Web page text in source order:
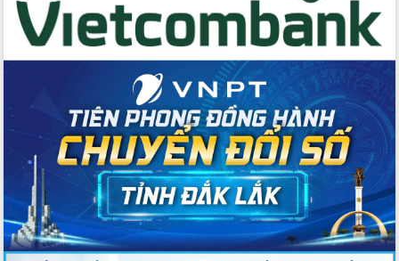
Tổ chức trang trọng Lễ hội Đền thờ
Lương Văn Chánh năm 2026
Phó Bí thư Tỉnh ủy Đắk Lắk Đỗ Hữu
Bệnh án điện tử thúc đẩy chuyển đổi
số y tế tại Đắk Lắk
Chuyển đổi số thư viện: Mở rộng
không gian tri thức trong thời đại số
Đánh giá, rút kinh nghiệm công tác tổ
chức diễn tập trước ngày bầu cử
Chương trình “Gặp gỡ hữu nghị –
Friendship Meeting New Year 2026”